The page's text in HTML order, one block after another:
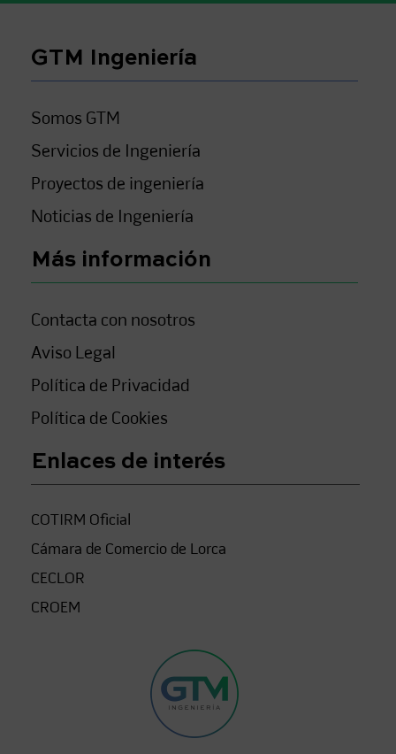
GTM Ingeniería
Somos GTM
Servicios de Ingeniería
Proyectos de ingeniería
Noticias de Ingeniería
Más información
Contacta con nosotros
Aviso Legal
Política de Privacidad
Política de Cookies
Enlaces de interés
COTIRM Oficial
Cámara de Comercio de Lorca
CECLOR
CROEM